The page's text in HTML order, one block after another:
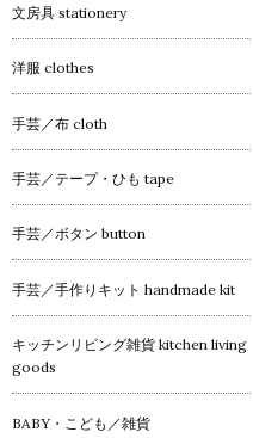
文房具 stationery
洋服 clothes
手芸／布 cloth
手芸／テープ・ひも tape
手芸／ボタン button
手芸／手作りキット handmade kit
キッチンリビング雑貨 kitchen living
goods
BABY・こども／雑貨